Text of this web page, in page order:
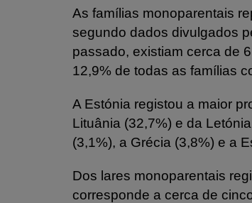
As famílias monoparentais
segundo dados divulgados
passado, existiam cerca de
12,9% de todas as famílias
A Estónia registou a maior
Lituânia (32,7%) e da
(3,1%), a Grécia (3,8%) e a
Dos lares monoparentais
corresponde a cerca de